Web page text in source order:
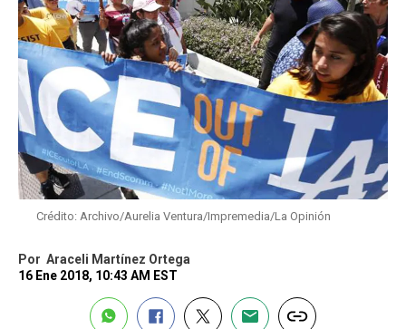
Crédito: Archivo/Aurelia Ventura/Impremedia/La Opinión
Por Araceli Martínez Ortega
16 Ene 2018, 10:43 AM EST